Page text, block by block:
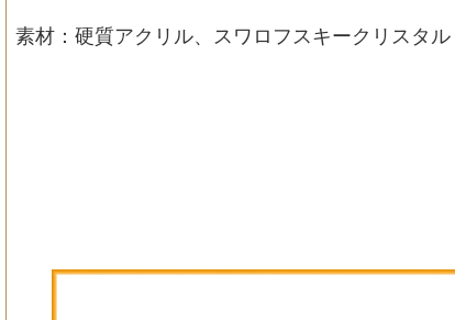
素材：硬質アクリル、スワロフスキークリスタル